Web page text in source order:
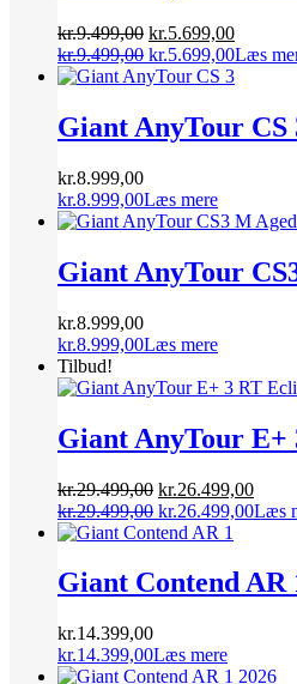
kr.9.499,00 Den
oprindelige
pris
kr.9.499,00.
kr.5.699,00Den
aktuelle
pris
kr.9.499,00 Den
oprindelige
var:
kr.9.499,00.
kr.5.699,00Den
aktuelle
Læs
Giant AnyTour CS
kr.8.999,00
kr.8.999,00Læs mere
Giant AnyTour
kr.8.999,00
kr.8.999,00Læs mere
Tilbud!
Giant AnyTour E+
kr.29.499,00 Den
oprindelige
pris
kr.29.499,00.
kr.26.499,00Den
kr.29.499,00 Den
oprindelige
var:
kr.29.499,00.
kr.26.499,00Den
er:
Læs
Giant Contend AR
kr.14.399,00
kr.14.399,00Læs mere